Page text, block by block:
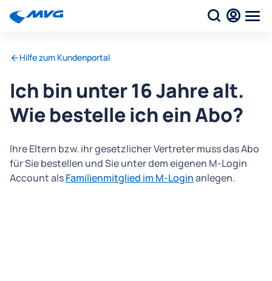
Hilfe zum Kundenportal
Ich bin unter 16 Jahre alt.
Wie bestelle ich ein Abo?
Ihre Eltern bzw. ihr gesetzlicher Vertreter muss das Abo
für Sie bestellen und Sie unter dem eigenen M-Login
Account alsFamilienmitglied im M-Loginanlegen.